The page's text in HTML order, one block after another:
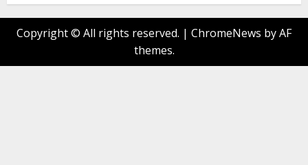
Copyright © All rights reserved. | ChromeNews by AF
themes.